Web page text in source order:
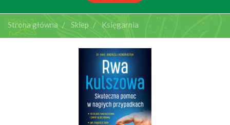
Strona główna Sklep Księgarnia